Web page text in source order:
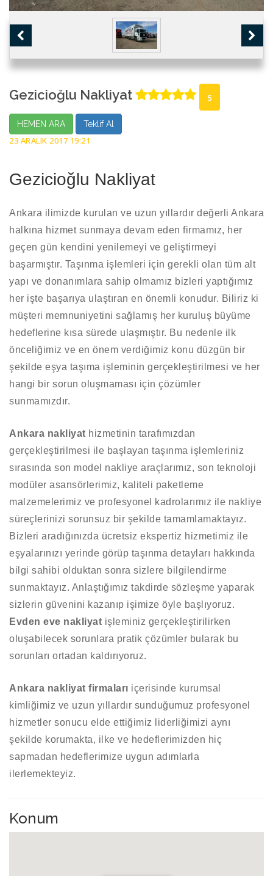
Gezicioğlu Nakliyat 5
HEMEN ARA Teklif Al
23 ARALIK 2017 19:21
Gezicioğlu Nakliyat
Ankara ilimizde kurulan ve uzun yıllardır değerli Ankara
halkına hizmet sunmaya devam eden firmamız, her
geçen gün kendini yenilemeyi ve geliştirmeyi
başarmıştır. Taşınma işlemleri için gerekli olan tüm alt
yapı ve donanımlara sahip olmamız bizleri yaptığımız
her işte başarıya ulaştıran en önemli konudur. Biliriz ki
müşteri memnuniyetini sağlamış her kuruluş büyüme
hedeflerine kısa sürede ulaşmıştır. Bu nedenle ilk
önceliğimiz ve en önem verdiğimiz konu düzgün bir
şekilde eşya taşıma işleminin gerçekleştirilmesi ve her
hangi bir sorun oluşmaması için çözümler
sunmamızdır.
Ankara nakliyat hizmetinin tarafımızdan
gerçekleştirilmesi ile başlayan taşınma işlemleriniz
sırasında son model nakliye araçlarımız, son teknoloji
modüler asansörlerimiz, kaliteli paketleme
malzemelerimiz ve profesyonel kadrolarımız ile nakliye
süreçlerinizi sorunsuz bir şekilde tamamlamaktayız.
Bizleri aradığınızda ücretsiz ekspertiz hizmetimiz ile
eşyalarınızı yerinde görüp taşınma detayları hakkında
bilgi sahibi olduktan sonra sizlere bilgilendirme
sunmaktayız. Anlaştığımız takdirde sözleşme yaparak
sizlerin güvenini kazanıp işimize öyle başlıyoruz.
Evden eve nakliyat işleminiz gerçekleştirilirken
oluşabilecek sorunlara pratik çözümler bularak bu
sorunları ortadan kaldırıyoruz.
Ankara nakliyat firmaları içerisinde kurumsal
kimliğimiz ve uzun yıllardır sunduğumuz profesyonel
hizmetler sonucu elde ettiğimiz liderliğimizi aynı
şekilde korumakta, ilke ve hedeflerimizden hiç
sapmadan hedeflerimize uygun adımlarla
ilerlemekteyiz.
Konum